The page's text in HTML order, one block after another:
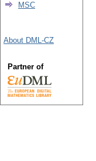
MSC
About DML-CZ
Partner of